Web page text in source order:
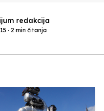
redakcija
· 2 min čitanja